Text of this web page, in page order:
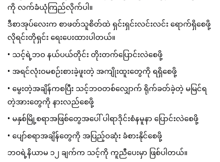
ကို လက်ခံယုံကြည်လိုက်ပါ။
ဒီစာအုပ်လေးက စာဖတ်သူစိတ်ထဲ ရှင်းရှင်းလင်းလင်း ရောက်ရှိစေဖို့
လိုရင်းတိုရှင်း ရေးပေးထားပါတယ်။
• သင့်ရဲ့ဘဝ နယ်ပယ်တိုင်း တိုးတက်ပြောင်းလဲစေဖို့
• အရင်လုံးဝမစဉ်းစားခဲ့ဖူးတဲ့ အကျိုးထူးတွေကို ရရှိစေဖို့
• မွေးတဲ့အချိန်ကစပြီး သင့်ဘဝတစ်လျှောက် ရိုက်ခတ်ခဲ့တဲ့ မမြင်ရ
တဲ့အားတွေကို နားလည်စေဖို့
• မနှစ်မြို့စရာအဖြစ်တွေအပေါ် ပါရာဒိုင်းစံနမူနာ ပြောင်းလဲစေဖို့
• ပျော်စရာအချိန်တွေကို အပြည့်ဝဆုံး ခံစားနိုင်စေဖို့
ဘဝရဲ့နိယာမ ၁၂ ချက်က သင့်ကို ကူညီပေးမှာ ဖြစ်ပါတယ်။